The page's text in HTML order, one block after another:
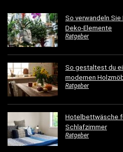
So verwandeln
Deko-Elemente
Ratgeber
So gestaltest du
modernen
Ratgeber
Hotelbettwäsche
Schlafzimmer
Ratgeber